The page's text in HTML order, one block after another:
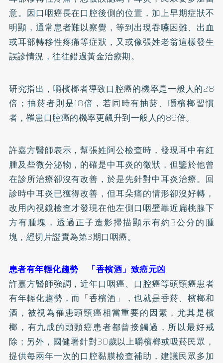
意。因口咽癌長在口腔後側的位置，加上早期症狀不
明顯，通常患者難以察覺，等到出現吞嚥困難、出血
或耳部轉移性疼痛等症狀，又或像張姓老翁這樣發生
誤診情況，往往錯過黃金治療期。
研究指出，嚼檳榔者導致口腔癌的機率是一般人的28
倍；抽菸者則是18倍，若同時有抽菸、嚼檳榔習慣
者，罹患口腔癌的機率更飆升到一般人的89倍。
許嘉方醫師表示，幫張姓阿公檢查時，發現耳中有紅
腫及些微分泌物，的確是中耳炎的徵狀，但鑒於他曾
在診所治療卻沒有改善，於是先針對中耳炎治療。回
診時中耳炎已獲得改善，但耳朵痛的情形卻沒好轉，
改用內視鏡檢查才發現在他左側口咽壁靠近扁桃腺下
方有腫塊，透過正子造影掃描顯示有約3公分的腫
塊，經切片證實為第3期口咽癌。
患者有年輕化趨勢 「香檳酒」致癌元凶
許嘉方醫師強調，近年口咽癌、口腔癌等頭頸癌患者
有年輕化趨勢，而「香檳酒」，也就是香菸、檳榔和
酒，被視為罹患頭頸癌相當重要的因素，尤其是檳
榔，有九成的頭頸癌患者都曾接觸過，所以最好戒
除；另外，國健署針對30歲以上嚼檳榔或吸菸民眾，
提供每兩年一次的口腔黏膜檢查補助，建議民眾多加